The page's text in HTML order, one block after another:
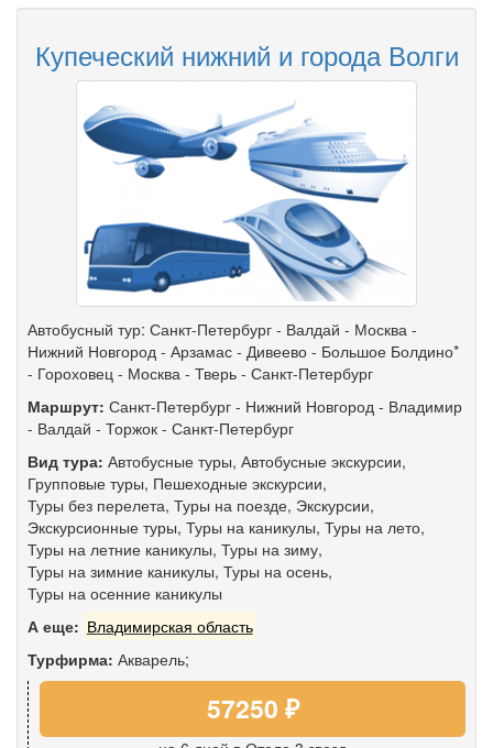
Купеческий нижний и города Волги
Автобусный тур: Санкт-Петербург - Валдай - Москва -
Нижний Новгород - Арзамас - Дивеево - Большое Болдино*
- Гороховец - Москва - Тверь - Санкт-Петербург
Маршрут: Санкт-Петербург - Нижний Новгород - Владимир
- Валдай - Торжок - Санкт-Петербург
Вид тура: Автобусные туры, Автобусные экскурсии,
Групповые туры, Пешеходные экскурсии,
Туры без перелета, Туры на поезде, Экскурсии,
Экскурсионные туры, Туры на каникулы, Туры на лето,
Туры на летние каникулы, Туры на зиму,
Туры на зимние каникулы, Туры на осень,
Туры на осенние каникулы
А еще: Владимирская область
Турфирма: Акварель;
57250 ₽